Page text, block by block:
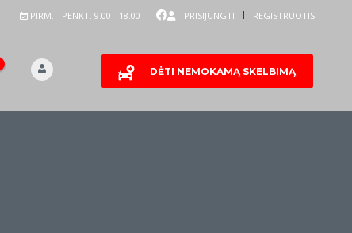
PRISIJUNGTI REGISTRUOTIS
PIRM. - PENKT. 9.00 - 18.00
DĖTI NEMOKAMĄ SKELBIMĄ